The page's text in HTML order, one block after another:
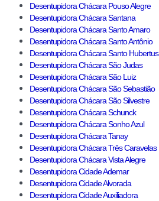
Desentupidora Chácara Pouso Alegre
Desentupidora Chácara Santana
Desentupidora Chácara Santo Amaro
Desentupidora Chácara Santo Antônio
Desentupidora Chácara Santo Hubertus
Desentupidora Chácara São Judas
Desentupidora Chácara São Luiz
Desentupidora Chácara São Sebastião
Desentupidora Chácara São Silvestre
Desentupidora Chácara Schunck
Desentupidora Chácara Sonho Azul
Desentupidora Chácara Tanay
Desentupidora Chácara Três Caravelas
Desentupidora Chácara Vista Alegre
Desentupidora Cidade Ademar
Desentupidora Cidade Alvorada
Desentupidora Cidade Auxiliadora